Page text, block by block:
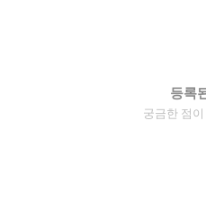
등록
궁금한 점